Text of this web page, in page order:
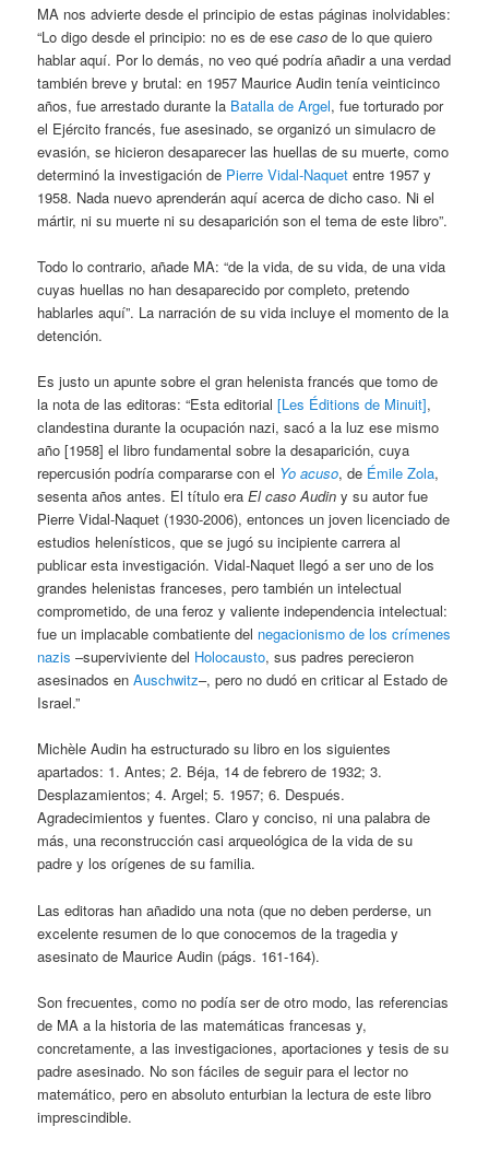
MA nos advierte desde el principio de estas páginas inolvidables:
“Lo digo desde el principio: no es de esecaso de lo que quiero
hablar aquí. Por lo demás, no veo qué podría añadir a una verdad
también breve y brutal: en 1957 Maurice Audin tenía veinticinco
años, fue arrestado durante la Batalla de Argel, fue torturado por
el Ejército francés, fue asesinado, se organizó un simulacro de
evasión, se hicieron desaparecer las huellas de su muerte, como
determinó la investigación de Pierre Vidal-Naquet entre 1957 y
1958. Nada nuevo aprenderán aquí acerca de dicho caso. Ni el
mártir, ni su muerte ni su desaparición son el tema de este libro”.
Todo lo contrario, añade MA: “de la vida, de su vida, de una vida
cuyas huellas no han desaparecido por completo, pretendo
hablarles aquí”. La narración de su vida incluye el momento de la
detención.
Es justo un apunte sobre el gran helenista francés que tomo de
la nota de las editoras: “Esta editorial[Les Éditions de Minuit],
clandestina durante la ocupación nazi, sacó a la luz ese mismo
año [1958] el libro fundamental sobre la desaparición, cuya
repercusión podría compararse con el Yo acuso, de Émile Zola,
sesenta años antes. El título eraEl caso Audin y su autor fue
Pierre Vidal-Naquet (1930-2006), entonces un joven licenciado de
estudios helenísticos, que se jugó su incipiente carrera al
publicar esta investigación. Vidal-Naquet llegó a ser uno de los
grandes helenistas franceses, pero también un intelectual
comprometido, de una feroz y valiente independencia intelectual:
fue un implacable combatiente del negacionismo de los crímenes
nazis –superviviente del Holocausto, sus padres perecieron
asesinados enAuschwitz–, pero no dudó en criticar al Estado de
Israel.”
Michèle Audin ha estructurado su libro en los siguientes
apartados: 1. Antes; 2. Béja, 14 de febrero de 1932; 3.
Desplazamientos; 4. Argel; 5. 1957; 6. Después.
Agradecimientos y fuentes. Claro y conciso, ni una palabra de
más, una reconstrucción casi arqueológica de la vida de su
padre y los orígenes de su familia.
Las editoras han añadido una nota (que no deben perderse, un
excelente resumen de lo que conocemos de la tragedia y
asesinato de Maurice Audin (págs. 161-164).
Son frecuentes, como no podía ser de otro modo, las referencias
de MA a la historia de las matemáticas francesas y,
concretamente, a las investigaciones, aportaciones y tesis de su
padre asesinado. No son fáciles de seguir para el lector no
matemático, pero en absoluto enturbian la lectura de este libro
imprescindible.